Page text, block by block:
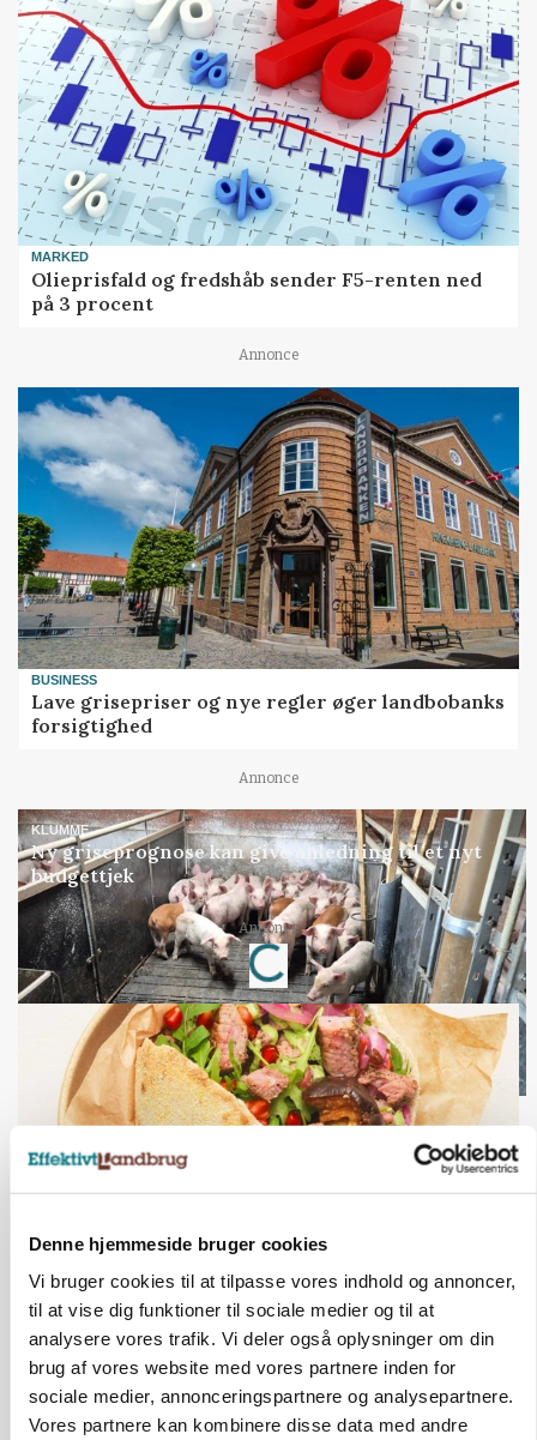
Denne hjemmeside bruger cookies
Vi bruger cookies til at tilpasse vores indhold og annoncer,
til at vise dig funktioner til sociale medier og til at
analysere vores trafik. Vi deler også oplysninger om din
brug af vores website med vores partnere inden for
sociale medier, annonceringspartnere og analysepartnere.
Vores partnere kan kombinere disse data med andre
MARKED
Olieprisfald og fredshåb sender F5-renten ned
på 3 procent
Annonce
BUSINESS
Lave grisepriser og nye regler øger landbobanks
forsigtighed
Annonce
KLUMME
Ny griseprognose kan give anledning til et nyt
budgettjek
Annonce
Loading...
BUSINESS
Grambogård får oksekød på menuen hos
københavnsk restaurantkæde
HØST-TOUR